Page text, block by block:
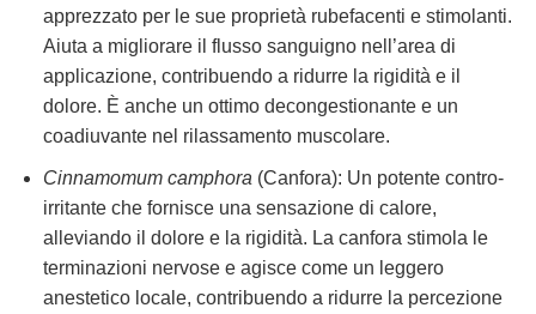
apprezzato per le sue proprietà rubefacenti e stimolanti.
Aiuta a migliorare il flusso sanguigno nell’area di
applicazione, contribuendo a ridurre la rigidità e il
dolore. È anche un ottimo decongestionante e un
coadiuvante nel rilassamento muscolare.
Cinnamomum camphora (Canfora): Un potente contro-
irritante che fornisce una sensazione di calore,
alleviando il dolore e la rigidità. La canfora stimola le
terminazioni nervose e agisce come un leggero
anestetico locale, contribuendo a ridurre la percezione